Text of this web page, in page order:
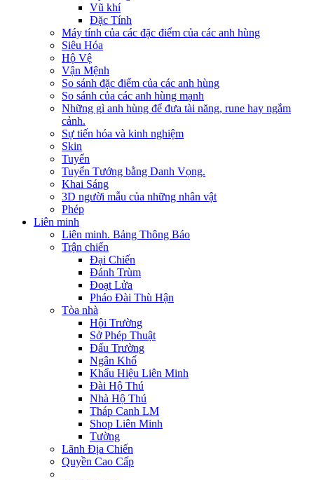
Vũ khí
Đặc Tính
Máy tính của các đặc điểm của các anh hùng
Siêu Hóa
Hộ Vệ
Vận Mệnh
So sánh đặc điểm của các anh hùng
So sánh của các anh hùng mạnh
Những gì anh hùng để đưa tài năng, rune hay ngắm
cảnh.
Sự tiến hóa và kinh nghiệm
Skin
Tuyển
Tuyển Tướng bằng Danh Vọng.
Khai Sáng
3D người mẫu của những nhân vật
Phép
Liên minh
Liên minh. Bảng Thông Báo
Trận chiến
Đại Chiến
Đánh Trùm
Đoạt Lửa
Pháo Đài Thù Hận
Tòa nhà
Hội Trường
Sở Phép Thuật
Đấu Trường
Ngân Khố
Khẩu Hiệu Liên Minh
Đài Hộ Thú
Nhà Hộ Thú
Tháp Canh LM
Shop Liên Minh
Tường
Lãnh Địa Chiến
Quyền Cao Cấp